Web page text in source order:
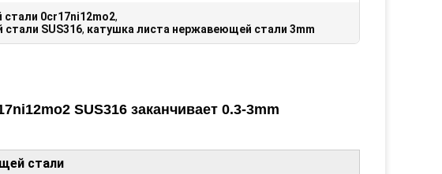
0cr17ni12mo2,
SUS316, катушка листа нержавеющей стали 3mm
SUS316 заканчивает 0.3-3mm
стали